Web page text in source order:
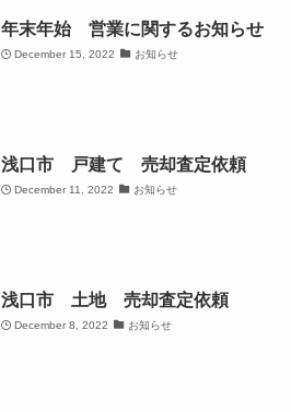
年末年始 営業に関するお知らせ
December 15, 2022 お知らせ
浅口市 戸建て 売却査定依頼
December 11, 2022 お知らせ
浅口市 土地 売却査定依頼
December 8, 2022 お知らせ